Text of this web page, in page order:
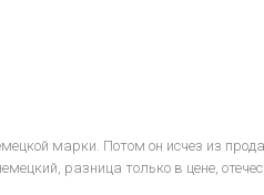
марки. Потом он исчез из
разница только в цене,